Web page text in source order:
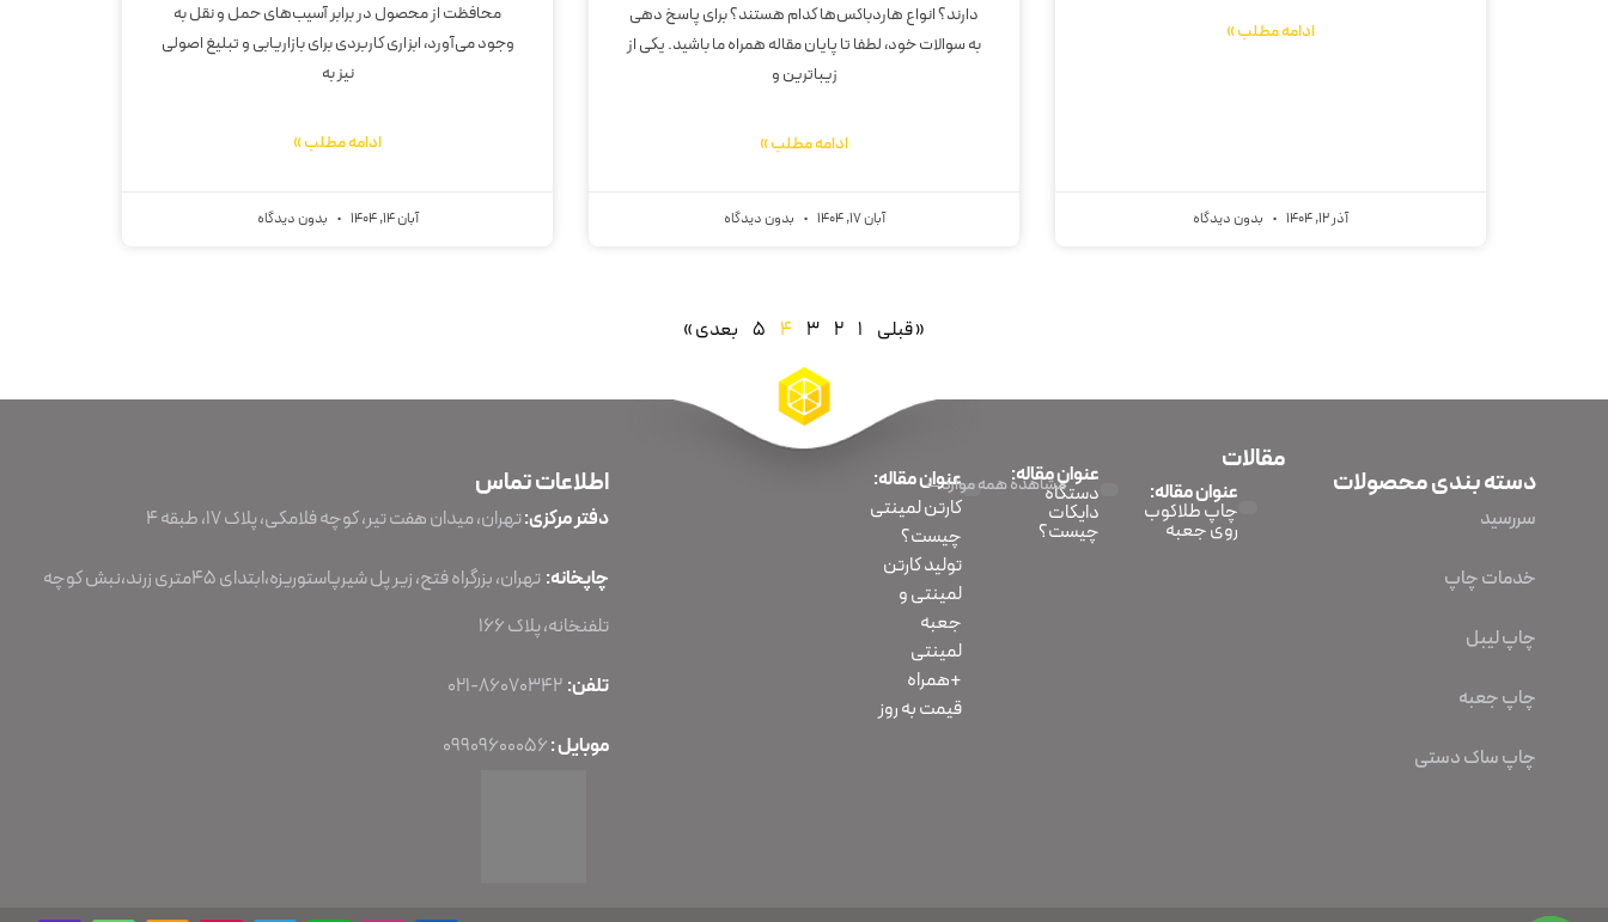
ادامه مطلب »
آذر 12, 1404 بدون دیدگاه
دارند؟ انواع هاردباکس‌ها کدام هستند؟ برای پاسخ دهی
به سوالات خود، لطفا تا پایان مقاله همراه ما باشید. یکی از
زیباترین و
ادامه مطلب »
آبان 17, 1404 بدون دیدگاه
محافظت از محصول در برابر آسیب‌های حمل و نقل به
وجود می‌آورد، ابزاری کاربردی برای بازاریابی و تبلیغ اصولی
نیز به
ادامه مطلب »
آبان 14, 1404 بدون دیدگاه
« قبلی 1
2
3
4
5 بعدی »
دسته بندی محصولات
سررسید
خدمات چاپ
چاپ لیبل
چاپ جعبه
چاپ ساک دستی
مقالات
مشاهده همه موارد عنوان مقاله:
چاپ طلاکوب
روی جعبه
عنوان مقاله:
دستگاه
دایکات
چیست؟
عنوان مقاله:
کارتن لمینتی
چیست؟
تولید کارتن
لمینتی و
جعبه
لمینتی
+همراه
قیمت به روز
اطلاعات تماس
دفتر مرکزی:تهران، میدان هفت تیر، کوچه فلامکی، پلاک ۱۷، طبقه ۴
چاپخانه:
تهران، بزرگراه فتح، زیر پل شیرپاستوریزه،ابتدای 45متری زرند،نبش کوچه
تلفنخانه، پلاک 166
تلفن: 86070342-021
موبایل :09909600056